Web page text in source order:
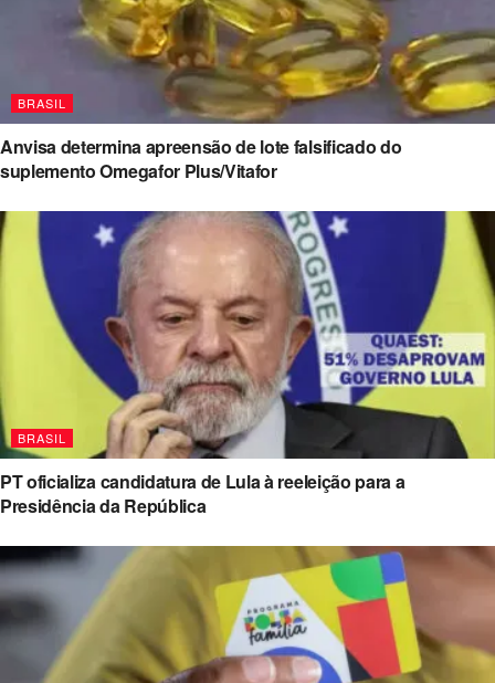
BRASIL
Anvisa determina apreensão de lote falsificado do
suplemento Omegafor Plus/Vitafor
BRASIL
PT oficializa candidatura de Lula à reeleição para a
Presidência da República